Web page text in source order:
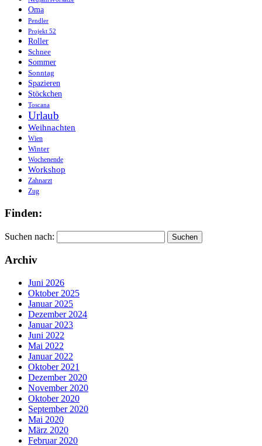
Oma
Pendler
Projekt 52
Roller
Schnee
Sommer
Sonntag
Spazieren
Stöckchen
Toscana
Urlaub
Weihnachten
Wien
Winter
Wochenende
Workshop
Zahnarzt
Zug
Finden:
Suchen nach:
Archiv
Juni 2026
Oktober 2025
Januar 2025
Dezember 2024
Januar 2023
Juni 2022
Mai 2022
Januar 2022
Oktober 2021
Dezember 2020
November 2020
Oktober 2020
September 2020
Mai 2020
März 2020
Februar 2020